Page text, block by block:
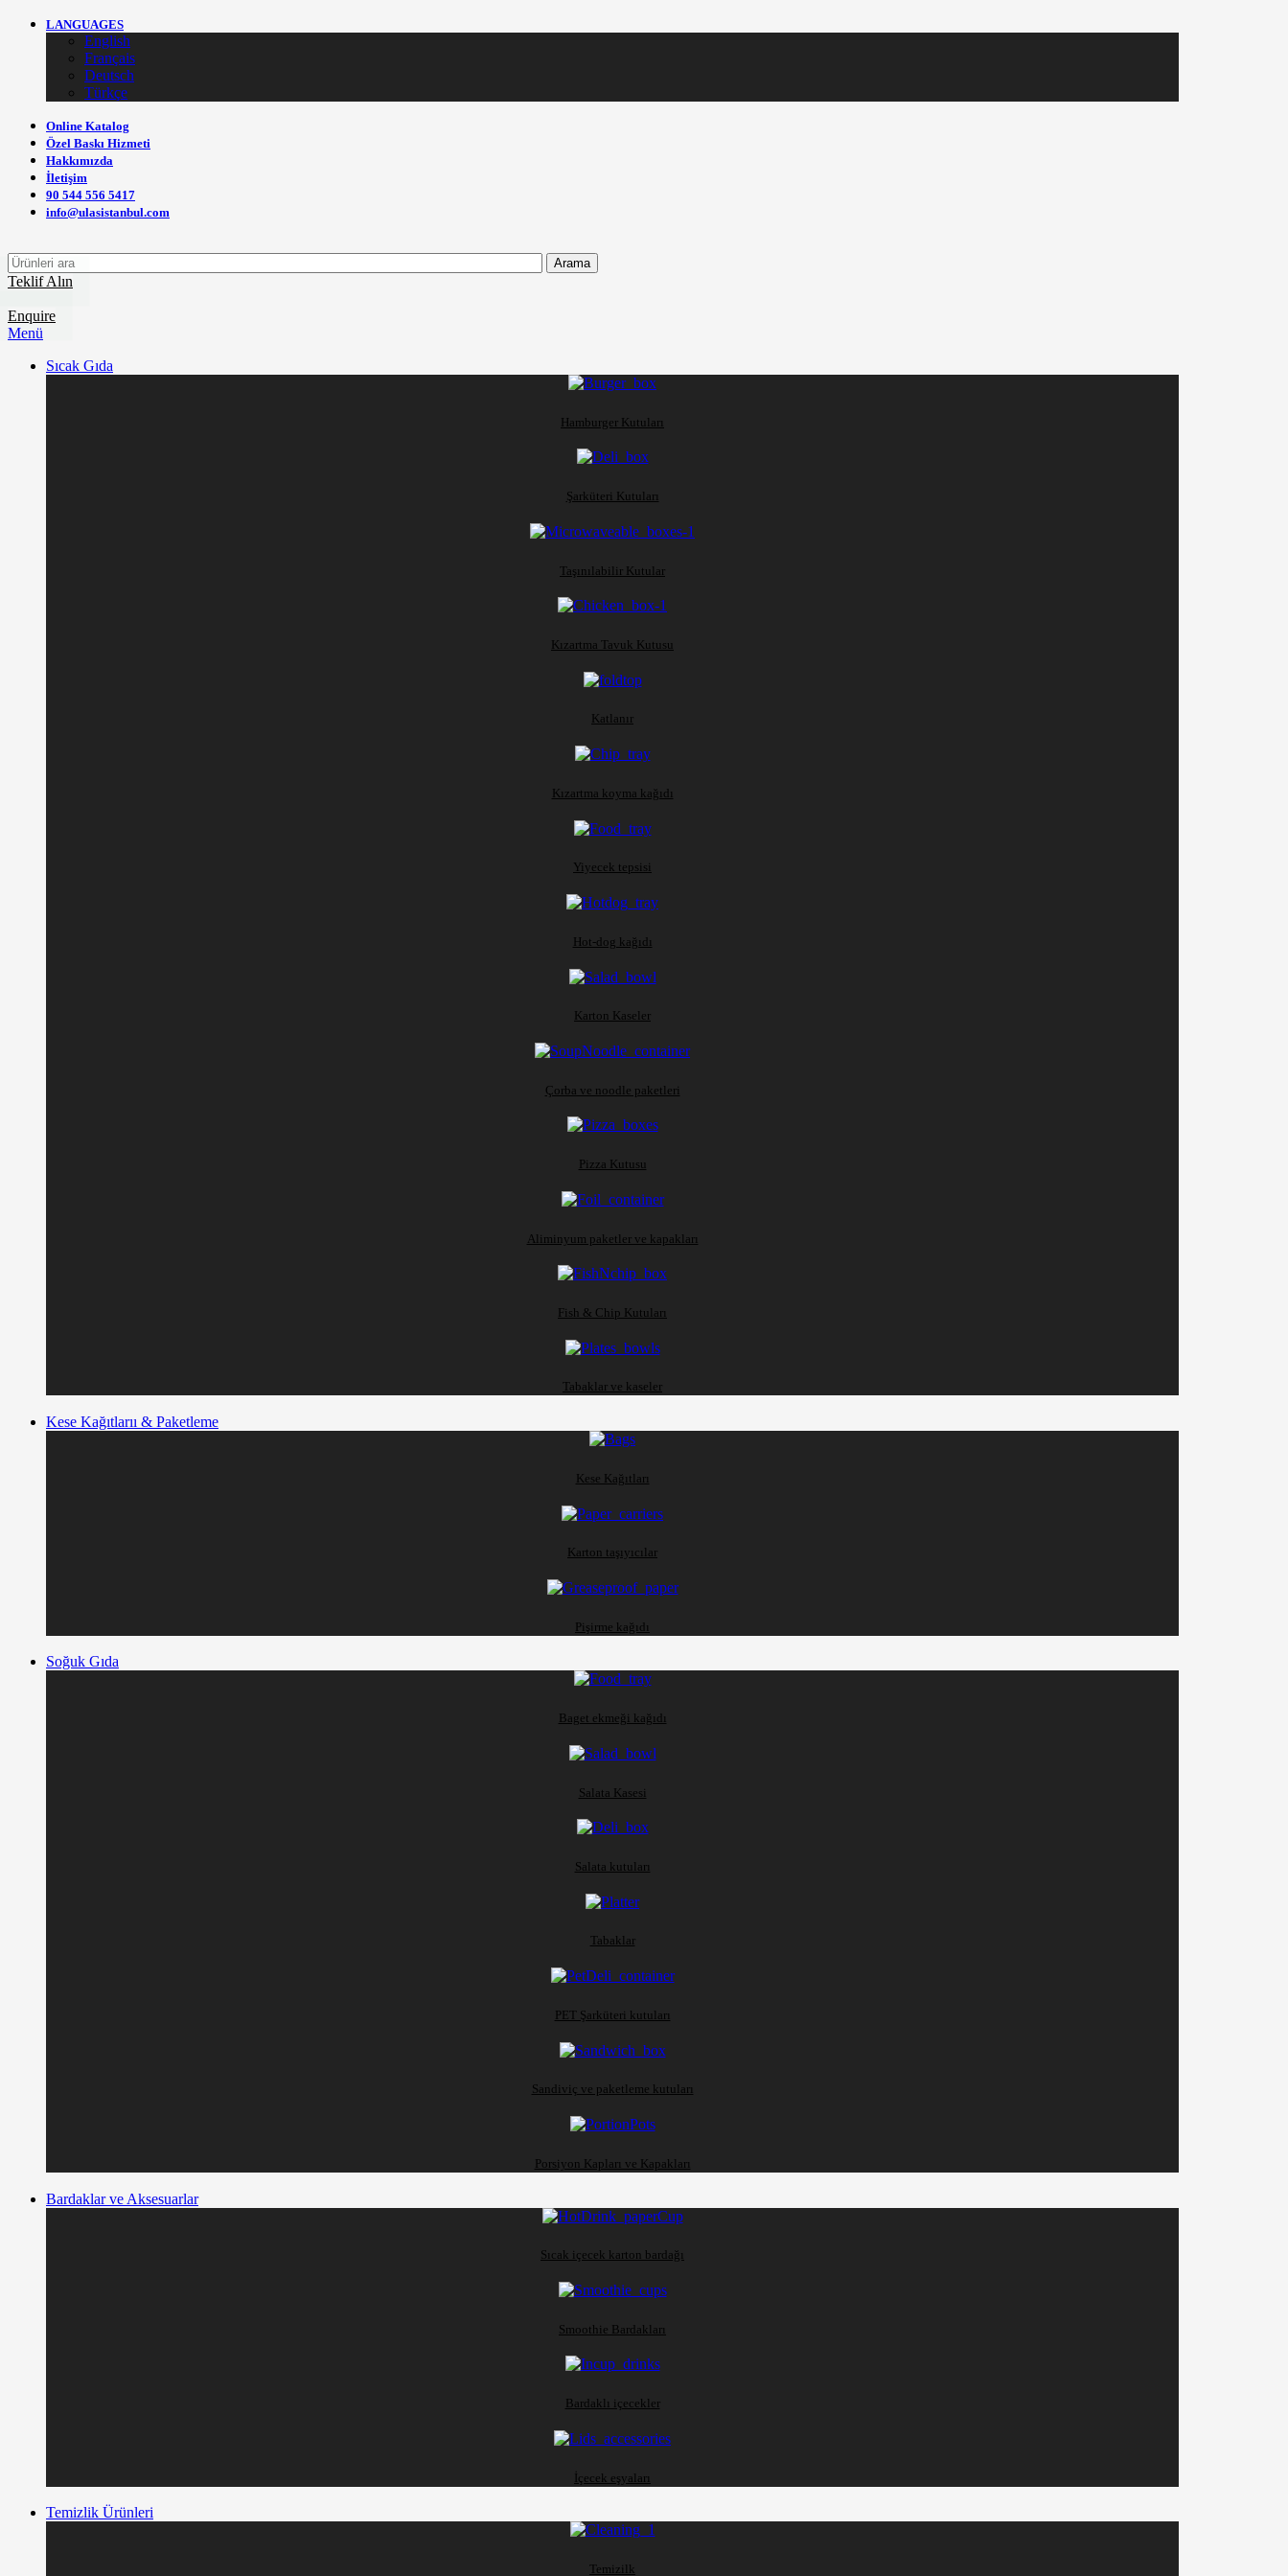
LANGUAGES
English
Français
Deutsch
Türkçe
Online Katalog
Özel Baskı Hizmeti
Hakkımızda
İletişim
90 544 556 5417
info@ulasistanbul.com
Arama
Teklif Alın
Enquire
Menü
Sıcak Gıda
Hamburger Kutuları
Şarküteri Kutuları
Taşınılabilir Kutular
Kızartma Tavuk Kutusu
Katlanır
Kızartma koyma kağıdı
Yiyecek tepsisi
Hot-dog kağıdı
Karton Kaseler
Çorba ve noodle paketleri
Pizza Kutusu
Aliminyum paketler ve kapakları
Fish & Chip Kutuları
Tabaklar ve kaseler
Kese Kağıtlarıı & Paketleme
Kese Kağıtları
Karton taşıyıcılar
Pişirme kağıdı
Soğuk Gıda
Baget ekmeği kağıdı
Salata Kasesi
Salata kutuları
Tabaklar
PET Şarküteri kutuları
Sandiviç ve paketleme kutuları
Porsiyon Kapları ve Kapakları
Bardaklar ve Aksesuarlar
Sıcak içecek karton bardağı
Smoothie Bardakları
Bardaklı içecekler
İçecek eşyaları
Temizlik Ürünleri
Temizilk